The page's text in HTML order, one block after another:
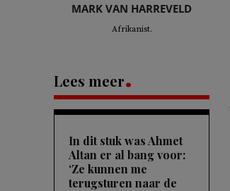
MARK VAN HARREVELD
Afrikanist.
Lees meer
In dit stuk was Ahmet
Altan er al bang voor:
‘Ze kunnen me
terugsturen naar de